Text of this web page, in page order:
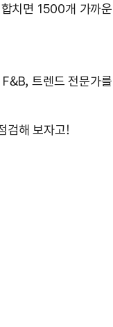
치면 1500개 가까
트렌드 전문가
검해 보자고!